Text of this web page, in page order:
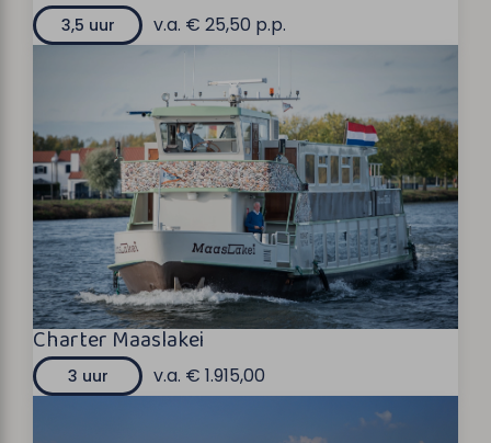
3,5 uur
v.a. € 25,50 p.p.
Charter Maaslakei
3 uur v.a. € 1.915,00